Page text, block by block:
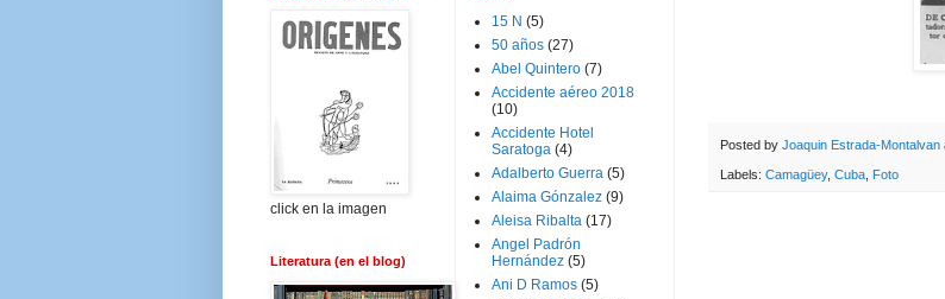
Posted by Joaquin Estrada-Montalvan
Labels: Camagüey, Cuba Foto
click en la imagen
Literatura (en el blog)
15 N (5)
50 años (27)
Abel Quintero (7)
Accidente aéreo 2018
(10)
Accidente Hotel
Saratoga (4)
Adalberto Guerra (5)
Alaima Gónzalez (9)
Aleisa Ribalta (17)
Angel Padrón
Hernández (5)
Ani D Ramos (5)